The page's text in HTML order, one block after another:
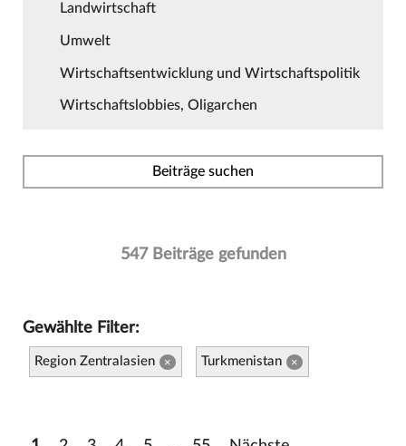
Landwirtschaft
Umwelt
Wirtschaftsentwicklung und Wirtschaftspolitik
Wirtschaftslobbies, Oligarchen
Beiträge suchen
547 Beiträge gefunden
Gewählte Filter:
Region Zentralasien × Turkmenistan ×